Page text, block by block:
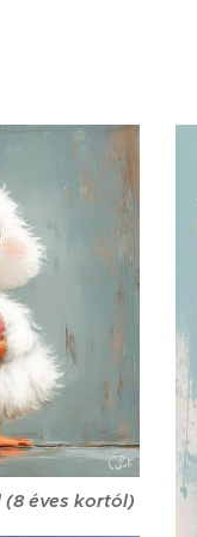
(8 éves kortól)